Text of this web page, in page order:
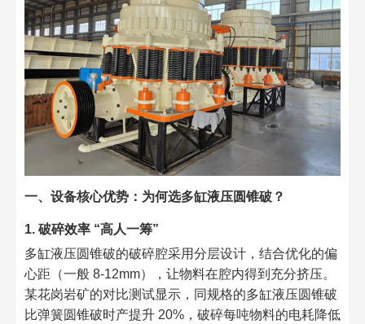
一、设备核心优势：为何选多缸液压圆锥破？​
1. 破碎效率 “高人一筹”​
多缸液压圆锥破的破碎腔采用分层设计，结合优化的偏
心距（一般 8-12mm），让物料在腔内得到充分挤压。
某花岗岩矿的对比测试显示，同规格的多缸液压圆锥破
比弹簧圆锥破时产提升 20%，破碎每吨物料的电耗降低